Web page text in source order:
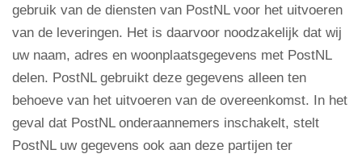
gebruik van de diensten van PostNL voor het uitvoeren
van de leveringen. Het is daarvoor noodzakelijk dat wij
uw naam, adres en woonplaatsgegevens met PostNL
delen. PostNL gebruikt deze gegevens alleen ten
behoeve van het uitvoeren van de overeenkomst. In het
geval dat PostNL onderaannemers inschakelt, stelt
PostNL uw gegevens ook aan deze partijen ter